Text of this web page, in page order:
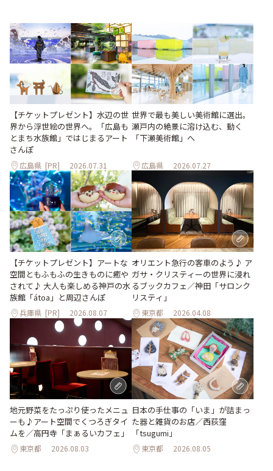
【チケットプレゼント】水辺の世
界から浮世絵の世界へ。「広島も
とまち水族館」ではじまるアート
さんぽ
広島県 [PR] 2026.07.31
世界で最も美しい美術館に選出。
瀬戸内の絶景に溶け込む、動く
「下瀬美術館」へ
広島県 2026.07.27
【チケットプレゼント】アートな
空間ともふもふの生きものに癒や
されて♪ 大人も楽しめる神戸の水
族館「átoa」と周辺さんぽ
兵庫県 [PR] 2026.08.07
オリエント急行の客車のよう♪ ア
ガサ・クリスティーの世界に浸れ
るブックカフェ／神田「サロンク
リスティ」
東京都 2026.04.08
地元野菜をたっぷり使ったメニュ
ーも♪アート空間でくつろぎタイ
ムを／高円寺「まぁるいカフェ」
東京都 2026.08.03
日本の手仕事の「いま」が詰まっ
た器と雑貨のお店／西荻窪
「tsugumi」
東京都 2026.08.05